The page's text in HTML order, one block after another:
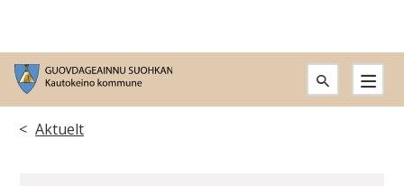
G
u
Du Aktuelt